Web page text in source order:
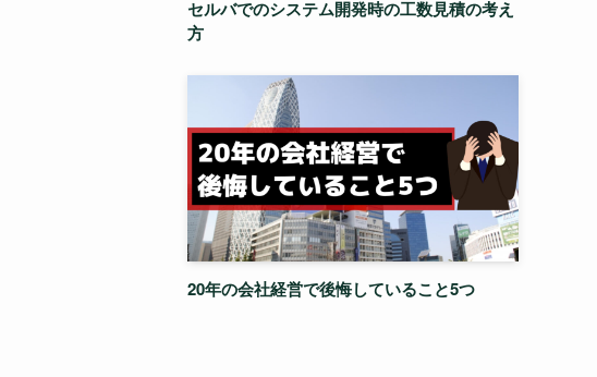
セルバでのシステム開発時の工数見積の考え
方
20年の会社経営で後悔していること5つ